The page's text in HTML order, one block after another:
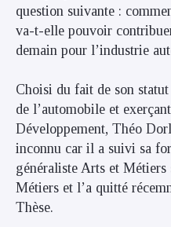
question suivante :
va-t-elle pouvoir
demain pour l’industrie
Choisi du fait de son
de l’automobile et
Développement, Théo
inconnu car il a suivi sa
généraliste Arts et
Métiers et l’a quitté
Thèse.